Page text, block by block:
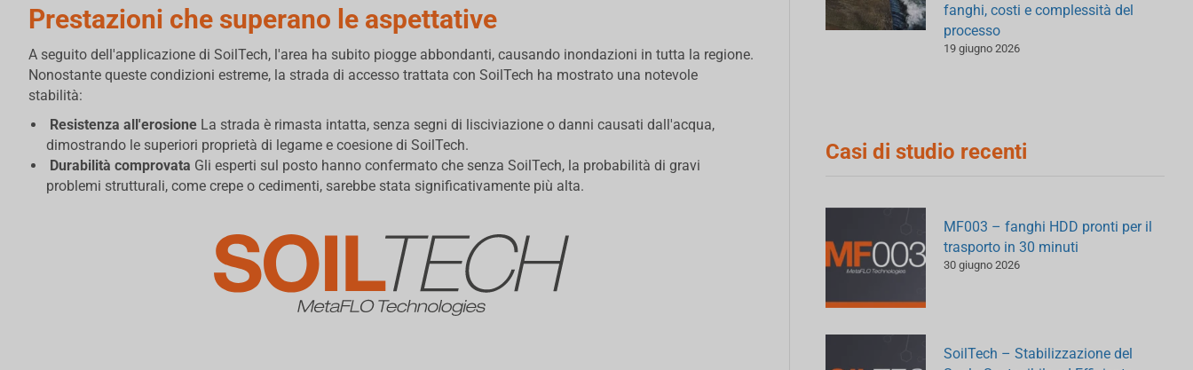
Prestazioni che superano le aspettative
A seguito dell'applicazione di SoilTech, l'area ha subito piogge abbondanti, causando inondazioni in tutta la regione.
Nonostante queste condizioni estreme, la strada di accesso trattata con SoilTech ha mostrato una notevole
stabilità:
Resistenza all'erosione La strada è rimasta intatta, senza segni di lisciviazione o danni causati dall'acqua,
dimostrando le superiori proprietà di legame e coesione di SoilTech.
Durabilità comprovata Gli esperti sul posto hanno confermato che senza SoilTech, la probabilità di gravi
problemi strutturali, come crepe o cedimenti, sarebbe stata significativamente più alta.
fanghi, costi e complessità del
processo
19 giugno 2026
Casi di studio recenti
MF003 – fanghi HDD pronti per il
trasporto in 30 minuti
30 giugno 2026
SoilTech – Stabilizzazione del